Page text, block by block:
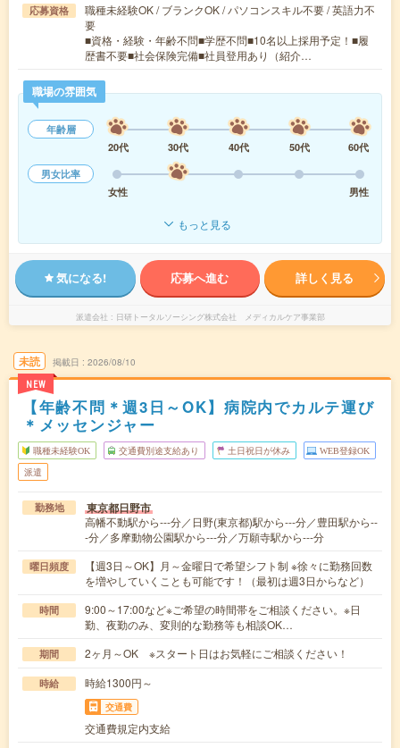
応募資格
職種未経験OK / ブランクOK / パソコンスキル不要 / 英語力不
要
■資格・経験・年齢不問■学歴不問■10名以上採用予定！■履
歴書不要■社会保険完備■社員登用あり（紹介…
職場の雰囲気
年齢層
20代
30代 40代 50代
60代
男女比率
女性
男性
もっと見る
気になる! 応募へ進む 詳しく見る
派遣会社 日研トータルソーシング株式会社 メディカルケア事業部
未読
NEW
掲載日 2026/08/10
【年齢不問＊週3日～OK】病院内でカルテ運び
＊メッセンジャー
職種未経験OK 交通費別途支給あり 土日祝日が休み WEB登録OK
派遣
勤務地 東京都日野市
高幡不動駅から---分／日野(東京都)駅から---分／豊田駅から--
-分／多摩動物公園駅から---分／万願寺駅から---分
曜日頻度
【週3日～OK】月～金曜日で希望シフト制 ※徐々に勤務回数
を増やしていくことも可能です！（最初は週3日からなど）
時間
9:00～17:00など※ご希望の時間帯をご相談ください。※日
勤、夜勤のみ、変則的な勤務等も相談OK…
期間 2ヶ月～OK ※スタート日はお気軽にご相談ください！
時給 時給1300円～
交通費
交通費規定内支給